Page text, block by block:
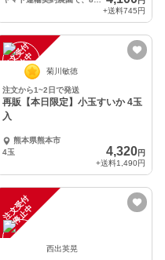
+送料745円
注
文
受
付
停
止
中 菊川敏徳
注文から1~2日で発送
再販【本日限定】小玉すいか 4玉
入
熊本県熊本市
4玉
4,320円
+送料1,490円
注
文
受
付
停
止
中
西出英晃